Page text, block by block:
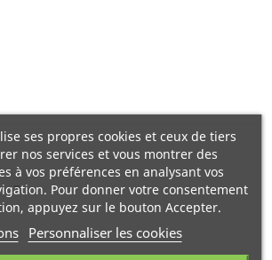
ses propres cookies et ceux de tiers
nos services et vous montrer des
à vos préférences en analysant vos
Pour donner votre consentement
appuyez sur le bouton Accepter.
Personnaliser les cookies